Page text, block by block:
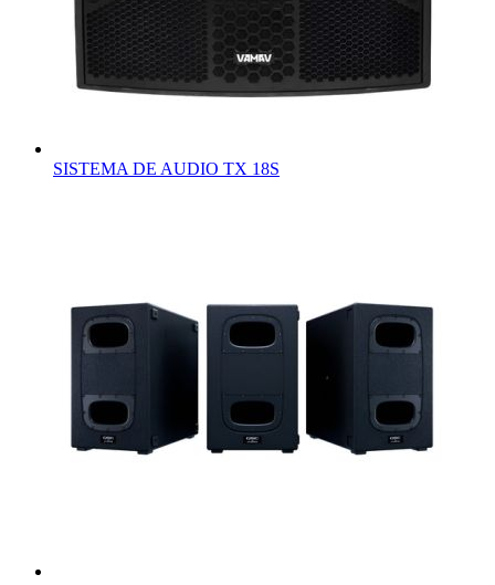
SISTEMA DE AUDIO TX 18S